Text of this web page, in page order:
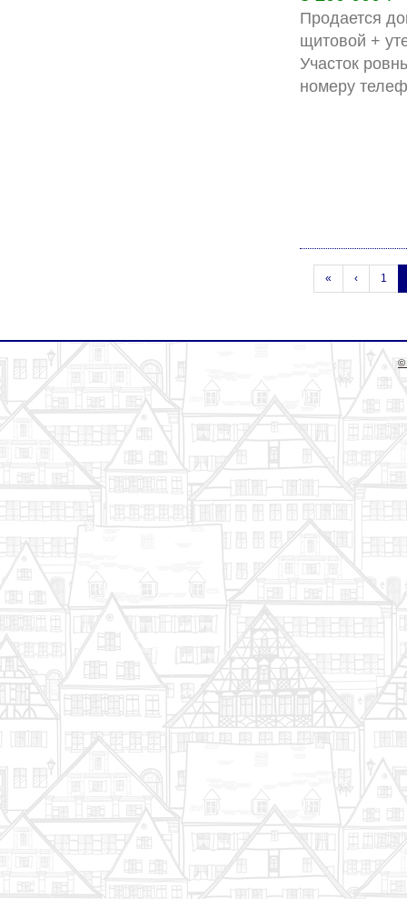
Продается
щитовой +
Участок
« ‹ 1
©